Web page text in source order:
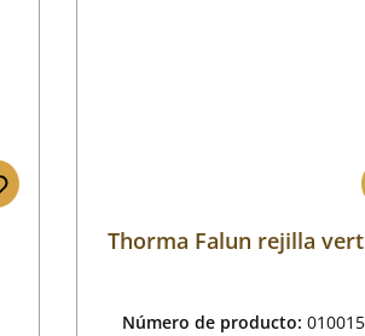
Thorma Falun rejilla
Número de producto: